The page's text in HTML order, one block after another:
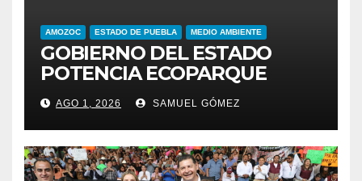
AMOZOC ESTADO DE PUEBLA MEDIO AMBIENTE
GOBIERNO DEL ESTADO
POTENCIA ECOPARQUE
PENSAR EN GRANDE COMO
REFERENTE AMBIENTAL
AGO 1, 2026 SAMUEL GÓMEZ